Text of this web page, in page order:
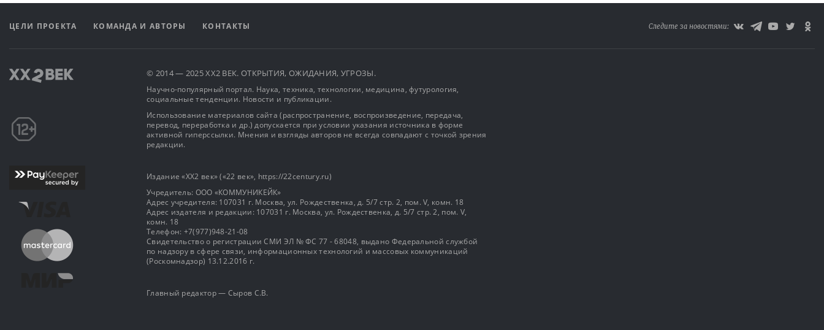
ЦЕЛИ ПРОЕКТА КОМАНДА И АВТОРЫ КОНТАКТЫ Следите за новостями:
© 2014 — 2025 XX2 ВЕК. ОТКРЫТИЯ, ОЖИДАНИЯ, УГРОЗЫ.
Научно-популярный портал. Наука, техника, технологии, медицина, футурология,
социальные тенденции. Новости и публикации.
Использование материалов сайта (распространение, воспроизведение, передача,
перевод, переработка и др.) допускается при условии указания источника в форме
активной гиперссылки. Мнения и взгляды авторов не всегда совпадают с точкой зрения
редакции.
Издание «XX2 век» («22 век», https://22century.ru)
Учредитель: OOO «КОММУНИКЕЙК»
Адрес учредителя: 107031 г. Москва, ул. Рождественка, д. 5/7 стр. 2, пом. V, комн. 18
Адрес издателя и редакции: 107031 г. Москва, ул. Рождественка, д. 5/7 стр. 2, пом. V,
комн. 18
Телефон: +7(977)948-21-08
Свидетельство о регистрации СМИ ЭЛ № ФС 77 - 68048, выдано Федеральной службой
по надзору в сфере связи, информационных технологий и массовых коммуникаций
(Роскомнадзор) 13.12.2016 г.
Главный редактор — Сыров С.В.